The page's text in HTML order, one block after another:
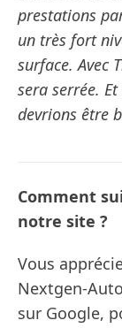
prestations
un très fort
surface. Avec
sera serrée.
devrions être
Comment
notre site ?
Vous
Nextgen-
sur Google,